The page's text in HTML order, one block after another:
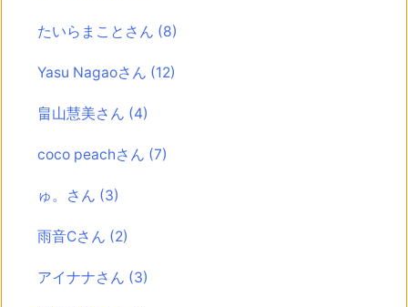
たいらまことさん (8)
Yasu Nagaoさん (12)
畠山慧美さん (4)
coco peachさん (7)
ゅ。さん (3)
雨音Cさん (2)
アイナナさん (3)